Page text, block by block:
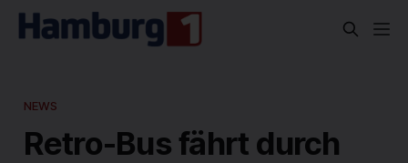
NEWS
Retro-Bus fährt durch